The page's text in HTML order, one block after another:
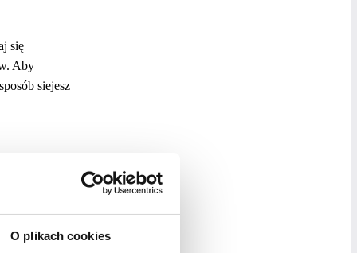
O plikach cookies
się
Aby
siejesz
nowe